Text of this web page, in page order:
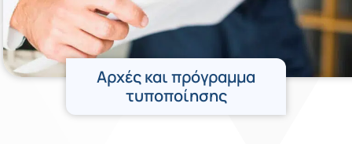
Αρχές και πρόγραμμα
τυποποίησης